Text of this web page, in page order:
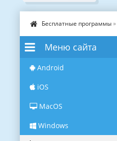
Бесплатные программы»
Меню сайта
Android
iOS
MacOS
Windows